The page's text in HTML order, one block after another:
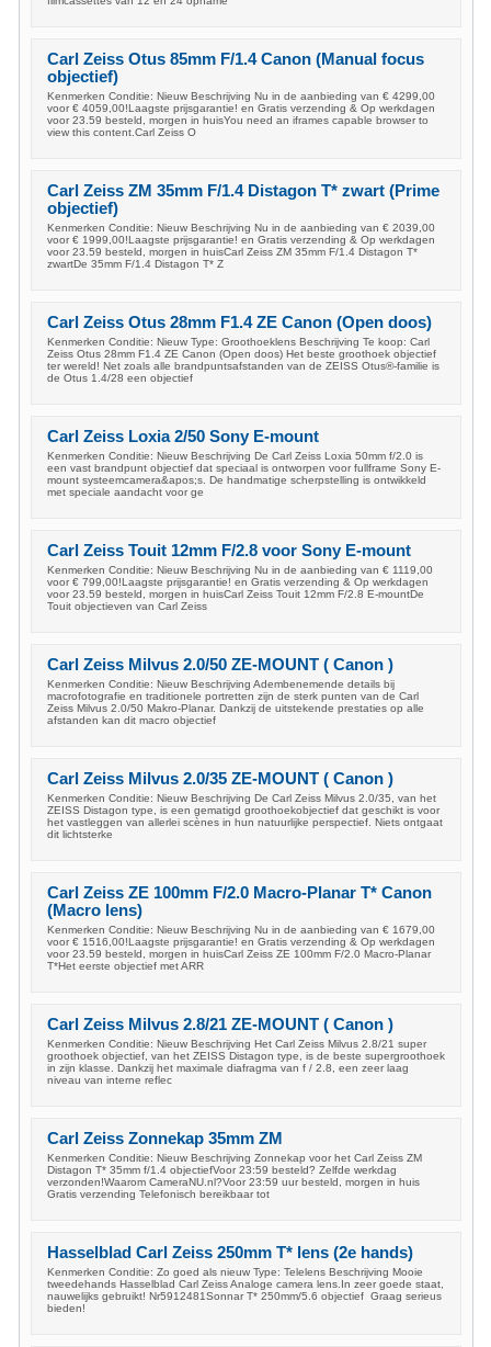
Carl Zeiss Otus 85mm F/1.4 Canon (Manual focus
objectief)
Kenmerken Conditie: Nieuw Beschrijving Nu in de aanbieding van € 4299,00
voor € 4059,00!Laagste prijsgarantie! en Gratis verzending & Op werkdagen
voor 23.59 besteld, morgen in huisYou need an iframes capable browser to
view this content.Carl Zeiss O
Carl Zeiss ZM 35mm F/1.4 Distagon T* zwart (Prime
objectief)
Kenmerken Conditie: Nieuw Beschrijving Nu in de aanbieding van € 2039,00
voor € 1999,00!Laagste prijsgarantie! en Gratis verzending & Op werkdagen
voor 23.59 besteld, morgen in huisCarl Zeiss ZM 35mm F/1.4 Distagon T*
zwartDe 35mm F/1.4 Distagon T* Z
Carl Zeiss Otus 28mm F1.4 ZE Canon (Open doos)
Kenmerken Conditie: Nieuw Type: Groothoeklens Beschrijving Te koop: Carl
Zeiss Otus 28mm F1.4 ZE Canon (Open doos) Het beste groothoek objectief
ter wereld! Net zoals alle brandpuntsafstanden van de ZEISS Otus®-familie is
de Otus 1.4/28 een objectief
Carl Zeiss Loxia 2/50 Sony E-mount
Kenmerken Conditie: Nieuw Beschrijving De Carl Zeiss Loxia 50mm f/2.0 is
een vast brandpunt objectief dat speciaal is ontworpen voor fullframe Sony E-
mount systeemcamera&apos;s. De handmatige scherpstelling is ontwikkeld
met speciale aandacht voor ge
Carl Zeiss Touit 12mm F/2.8 voor Sony E-mount
Kenmerken Conditie: Nieuw Beschrijving Nu in de aanbieding van € 1119,00
voor € 799,00!Laagste prijsgarantie! en Gratis verzending & Op werkdagen
voor 23.59 besteld, morgen in huisCarl Zeiss Touit 12mm F/2.8 E-mountDe
Touit objectieven van Carl Zeiss
Carl Zeiss Milvus 2.0/50 ZE-MOUNT ( Canon )
Kenmerken Conditie: Nieuw Beschrijving Adembenemende details bij
macrofotografie en traditionele portretten zijn de sterk punten van de Carl
Zeiss Milvus 2.0/50 Makro-Planar. Dankzij de uitstekende prestaties op alle
afstanden kan dit macro objectief
Carl Zeiss Milvus 2.0/35 ZE-MOUNT ( Canon )
Kenmerken Conditie: Nieuw Beschrijving De Carl Zeiss Milvus 2.0/35, van het
ZEISS Distagon type, is een gematigd groothoekobjectief dat geschikt is voor
het vastleggen van allerlei scènes in hun natuurlijke perspectief. Niets ontgaat
dit lichtsterke
Carl Zeiss ZE 100mm F/2.0 Macro-Planar T* Canon
(Macro lens)
Kenmerken Conditie: Nieuw Beschrijving Nu in de aanbieding van € 1679,00
voor € 1516,00!Laagste prijsgarantie! en Gratis verzending & Op werkdagen
voor 23.59 besteld, morgen in huisCarl Zeiss ZE 100mm F/2.0 Macro-Planar
T*Het eerste objectief met ARR
Carl Zeiss Milvus 2.8/21 ZE-MOUNT ( Canon )
Kenmerken Conditie: Nieuw Beschrijving Het Carl Zeiss Milvus 2.8/21 super
groothoek objectief, van het ZEISS Distagon type, is de beste supergroothoek
in zijn klasse. Dankzij het maximale diafragma van f / 2.8, een zeer laag
niveau van interne reflec
Carl Zeiss Zonnekap 35mm ZM
Kenmerken Conditie: Nieuw Beschrijving Zonnekap voor het Carl Zeiss ZM
Distagon T* 35mm f/1.4 objectiefVoor 23:59 besteld? Zelfde werkdag
verzonden!Waarom CameraNU.nl?Voor 23:59 uur besteld, morgen in huis
Gratis verzending Telefonisch bereikbaar tot
Hasselblad Carl Zeiss 250mm T* lens (2e hands)
Kenmerken Conditie: Zo goed als nieuw Type: Telelens Beschrijving Mooie
tweedehands Hasselblad Carl Zeiss Analoge camera lens.In zeer goede staat,
nauwelijks gebruikt! Nr5912481Sonnar T* 250mm/5.6 objectief Graag serieus
bieden!